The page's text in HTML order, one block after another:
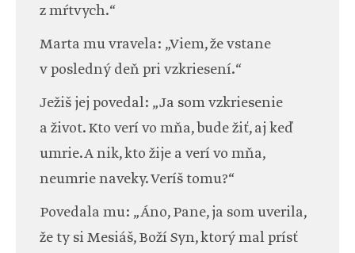
z mŕtvych.“
Marta mu vravela: „Viem, že vstane
v posledný deň pri vzkriesení.“
Ježiš jej povedal: „Ja som vzkriesenie
a život. Kto verí vo mňa, bude žiť, aj keď
umrie. A nik, kto žije a verí vo mňa,
neumrie naveky. Veríš tomu?“
Povedala mu: „Áno, Pane, ja som uverila,
že ty si Mesiáš, Boží Syn, ktorý mal prísť